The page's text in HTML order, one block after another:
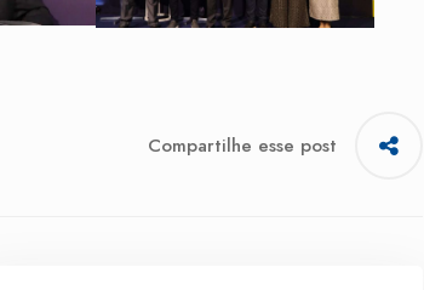
Compartilhe esse post